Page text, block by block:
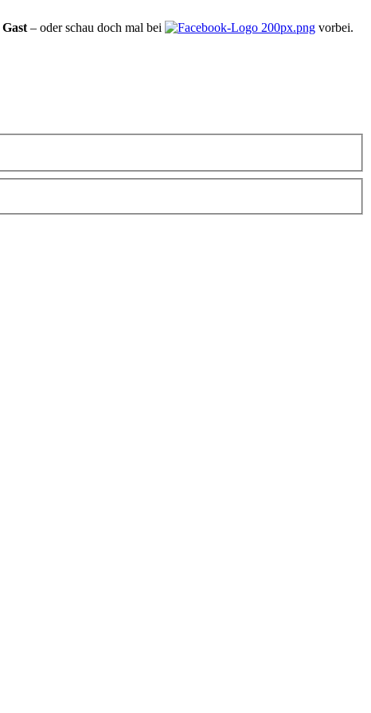
Gast – oder schau doch mal bei vorbei.